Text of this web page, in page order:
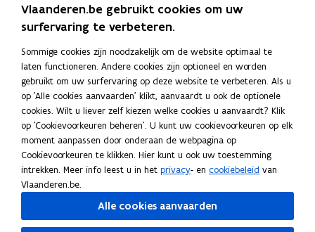
l
i
a
i
e
)
m
a
i
l
a
p
p
i
c
a
e
n
t
i
n
n
i
e
u
w
v
dragen de verantwoordelijkheid voor de kwaliteit van de
eigen organisatiegegevens. Eventuele foutjes
kunnen/mogen hen rechtstreeks gesignaleerd worden
(eventueel met een kopie naaradressen@vlaanderen.be
(
o
p
n
t
i
u
w
). Enkele minuten na het uitvoeren van de aanpassing
worden de bestanden op de site automatisch
geactualiseerd.
Deel deze pagina
i
k
o
i
Vlaanderen.be gebruikt cookies om uw
surfervaring te verbeteren.
Sommige cookies zijn noodzakelijk om de website optimaal te
laten functioneren. Andere cookies zijn optioneel en worden
gebruikt om uw surfervaring op deze website te verbeteren. Als u
op 'Alle cookies aanvaarden' klikt, aanvaardt u ook de optionele
cookies. Wilt u liever zelf kiezen welke cookies u aanvaardt? Klik
op 'Cookievoorkeuren beheren'. U kunt uw cookievoorkeuren op elk
moment aanpassen door onderaan de webpagina op
Cookievoorkeuren te klikken. Hier kunt u ook uw toestemming
intrekken. Meer info leest u in het privacy- en cookiebeleid van
Vlaanderen.be.
Alle cookies aanvaarden